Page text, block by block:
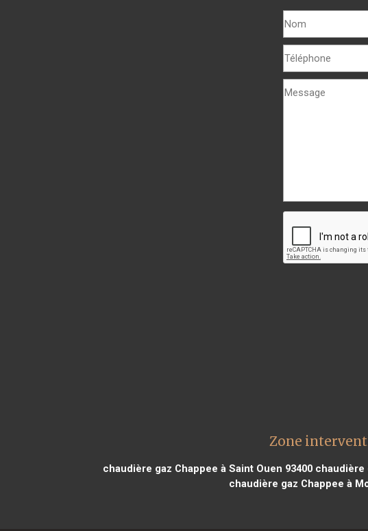
Zone
chaudière gaz Chappee à Saint Ouen 93400 chaudière
chaudière gaz Chappee à